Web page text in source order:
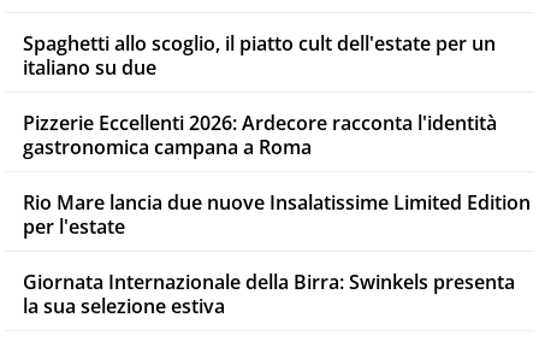
Spaghetti allo scoglio, il piatto cult dell'estate per un
italiano su due
Pizzerie Eccellenti 2026: Ardecore racconta l'identità
gastronomica campana a Roma
Rio Mare lancia due nuove Insalatissime Limited Edition
per l'estate
Giornata Internazionale della Birra: Swinkels presenta
la sua selezione estiva